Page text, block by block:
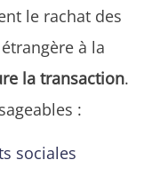
le rachat des
à la
la transaction.
:
sociales